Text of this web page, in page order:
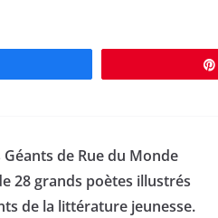
de Rue du Monde
28 grands poètes illustrés
de la littérature jeunesse.